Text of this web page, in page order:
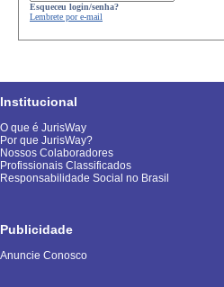
Esqueceu login/senha?
Lembrete por e-mail
Institucional
O que é JurisWay
Por que JurisWay?
Nossos Colaboradores
Profissionais Classificados
Responsabilidade Social no Brasil
Publicidade
Anuncie Conosco